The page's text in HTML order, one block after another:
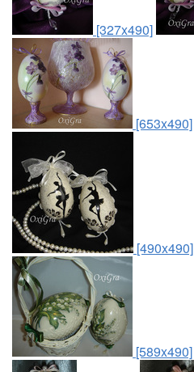
[327x490]
[653x490]
[490x490]
[589x490]